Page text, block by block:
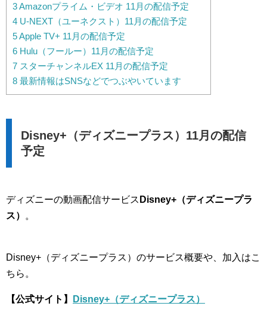
3Amazonプライム・ビデオ 11月の配信予定
4 U-NEXT（ユーネクスト）11月の配信予定
5Apple TV+ 11月の配信予定
6 Hulu（フールー）11月の配信予定
7 スターチャンネルEX 11月の配信予定
8 最新情報はSNSなどでつぶやいています
Disney+（ディズニープラス）11月の配信
予定
ディズニーの動画配信サービス Disney+（ディズニープラ
ス）
。
Disney+（ディズニープラス）のサービス概要や、加入はこ
ちら。
【公式サイト】 Disney+（ディズニープラス）